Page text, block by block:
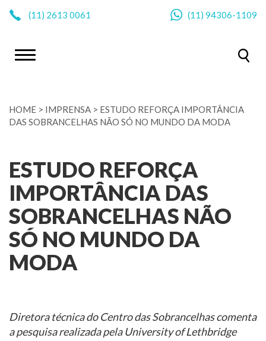
(11) 2613 0061 (11) 94306-1109
HOME > IMPRENSA > ESTUDO REFORÇA IMPORTÂNCIA
DAS SOBRANCELHAS NÃO SÓ NO MUNDO DA MODA
ESTUDO REFORÇA
IMPORTÂNCIA DAS
SOBRANCELHAS NÃO
SÓ NO MUNDO DA
MODA
Diretora técnica do Centro das Sobrancelhas comenta
a pesquisa realizada pela University of Lethbridge